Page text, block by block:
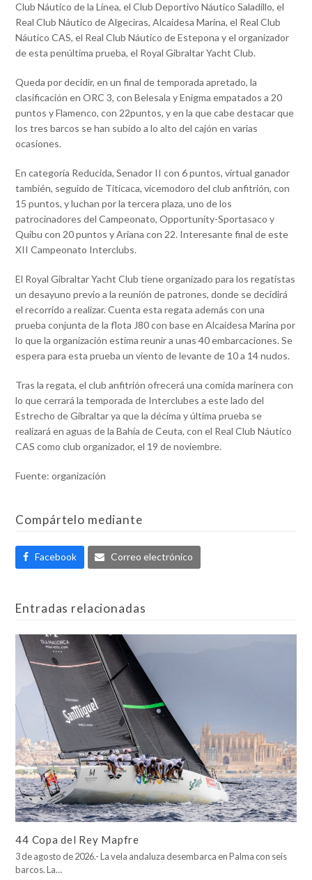
Club Náutico de la Línea, el Club Deportivo Náutico Saladillo, el
Real Club Náutico de Algeciras, Alcaidesa Marina, el Real Club
Náutico CAS, el Real Club Náutico de Estepona y el organizador
de esta penúltima prueba, el Royal Gibraltar Yacht Club.
Queda por decidir, en un final de temporada apretado, la
clasificación en ORC 3, con Belesala y Enigma empatados a 20
puntos y Flamenco, con 22puntos, y en la que cabe destacar que
los tres barcos se han subido a lo alto del cajón en varias
ocasiones.
En categoría Reducida, Senador II con 6 puntos, virtual ganador
también, seguido de Titicaca, vicemodoro del club anfitrión, con
15 puntos, y luchan por la tercera plaza, uno de los
patrocinadores del Campeonato, Opportunity-Sportasaco y
Quibu con 20 puntos y Ariana con 22. Interesante final de este
XII Campeonato Interclubs.
El Royal Gibraltar Yacht Club tiene organizado para los regatistas
un desayuno previo a la reunión de patrones, donde se decidirá
el recorrido a realizar. Cuenta esta regata además con una
prueba conjunta de la flota J80 con base en Alcaidesa Marina por
lo que la organización estima reunir a unas 40 embarcaciones. Se
espera para esta prueba un viento de levante de 10 a 14 nudos.
Tras la regata, el club anfitrión ofrecerá una comida marinera con
lo que cerrará la temporada de Interclubes a este lado del
Estrecho de Gibraltar ya que la décima y última prueba se
realizará en aguas de la Bahía de Ceuta, con el Real Club Náutico
CAS como club organizador, el 19 de noviembre.
Fuente: organización
Compártelo mediante
Facebook Correo electrónico
Entradas relacionadas
44 Copa del Rey Mapfre
3 de agosto de 2026.- La vela andaluza desembarca en Palma con seis
barcos. La…